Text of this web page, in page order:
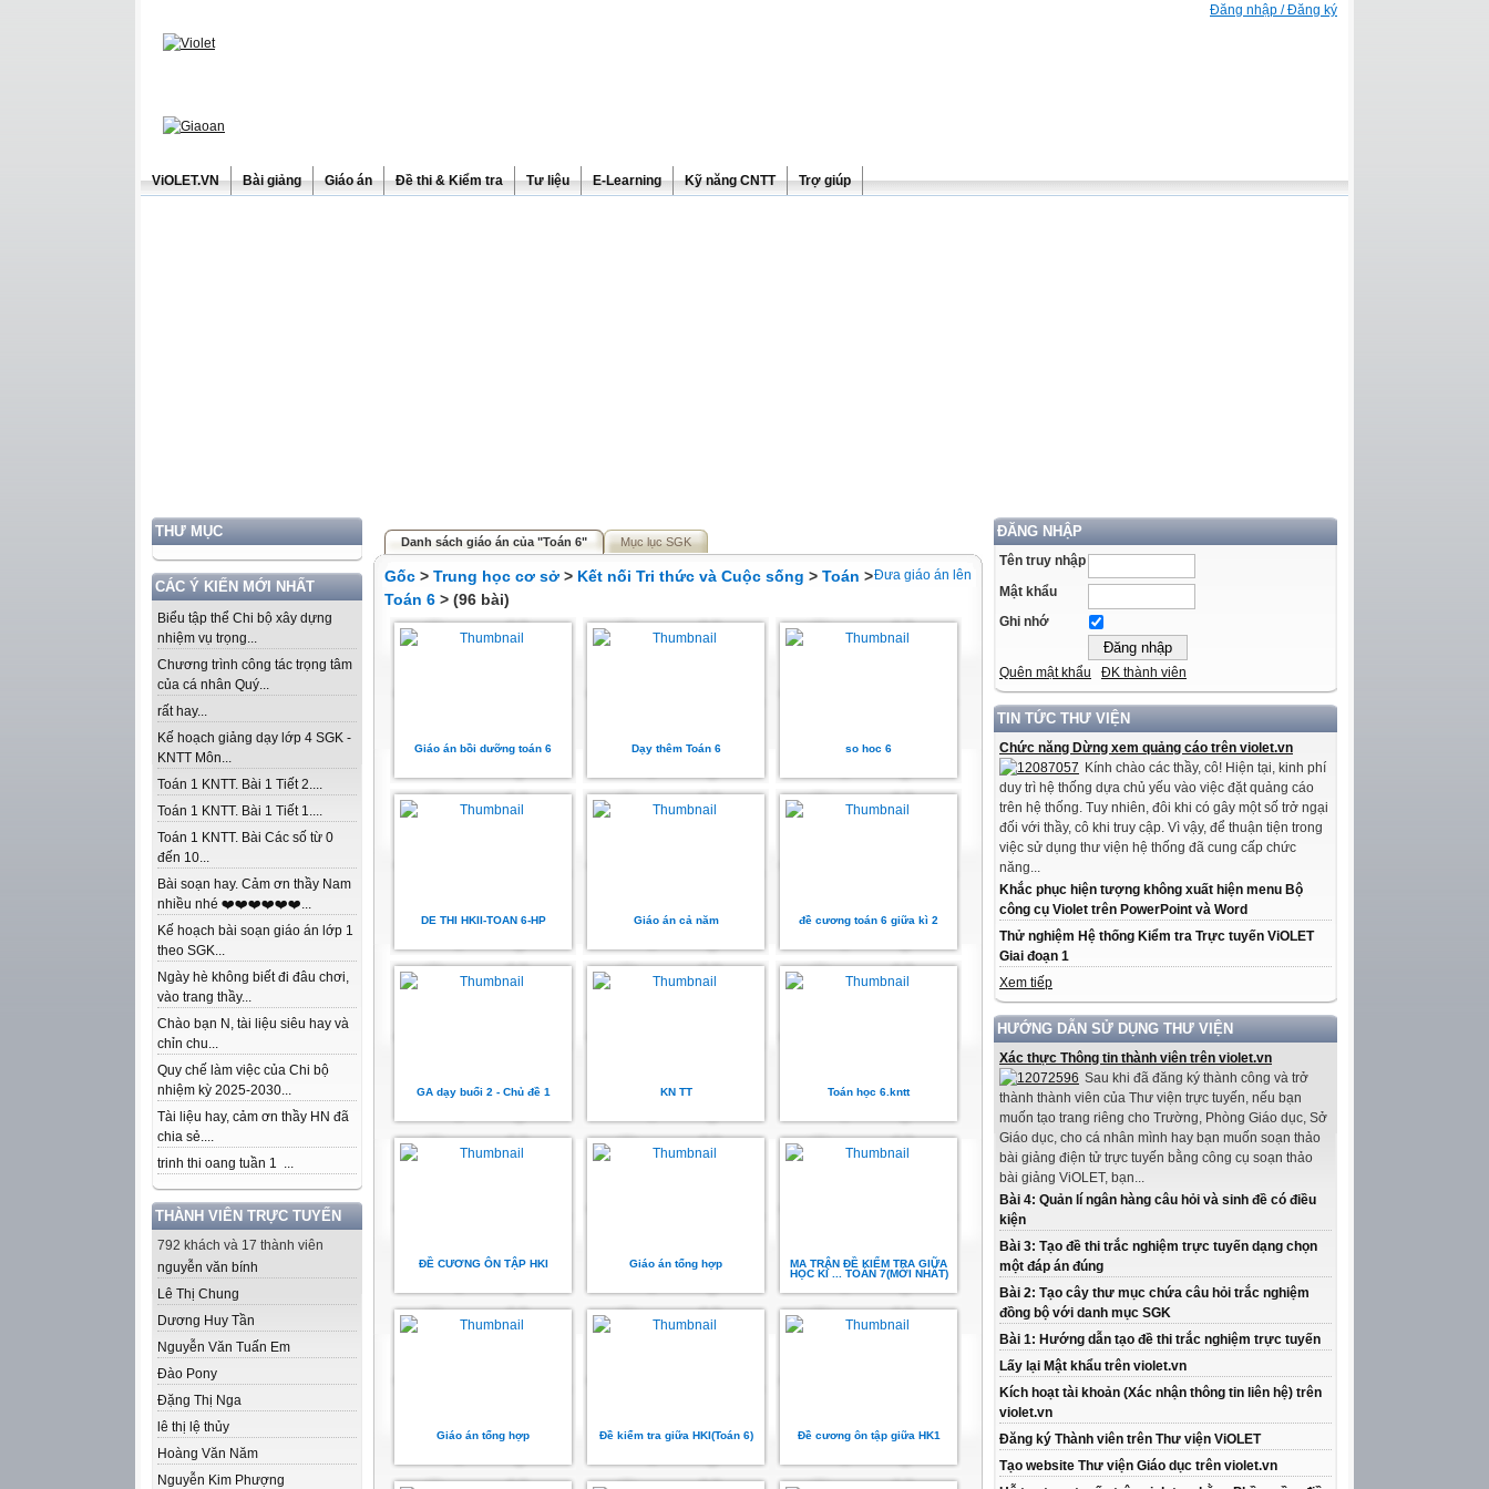
Đăng nhập / Đăng ký
ViOLET.VN Bài giảng Giáo án Đề thi & Kiểm tra Tư liệu E-Learning Kỹ năng CNTT Trợ giúp
THƯ MỤC
CÁC Ý KIẾN MỚI NHẤT
Biểu tập thể Chi bộ xây dựng
nhiệm vụ trọng...
Chương trình công tác trọng tâm
của cá nhân Quý...
rất hay...
Kế hoạch giảng dạy lớp 4 SGK -
KNTT Môn...
Toán 1 KNTT. Bài 1 Tiết 2....
Toán 1 KNTT. Bài 1 Tiết 1....
Toán 1 KNTT. Bài Các số từ 0
đến 10...
Bài soạn hay. Cảm ơn thầy Nam
nhiều nhé ❤️❤️❤️❤️❤️❤️...
Kế hoạch bài soạn giáo án lớp 1
theo SGK...
Ngày hè không biết đi đâu chơi,
vào trang thầy...
Chào bạn N, tài liệu siêu hay và
chỉn chu...
Quy chế làm việc của Chi bộ
nhiệm kỳ 2025-2030...
Tài liệu hay, cảm ơn thầy HN đã
chia sẻ....
trinh thi oang tuần 1 ...
THÀNH VIÊN TRỰC TUYẾN
792 khách và 17 thành viên
nguyễn văn bính
Lê Thị Chung
Dương Huy Tần
Nguyễn Văn Tuấn Em
Đào Pony
Đặng Thị Nga
lê thị lệ thủy
Hoàng Văn Năm
Nguyễn Kim Phượng
ĐĂNG NHẬP
Tên truy nhập
Mật khẩu
Ghi nhớ
Quên mật khẩu ĐK thành viên
TIN TỨC THƯ VIỆN
Chức năng Dừng xem quảng cáo trên violet.vn
Kính chào các thầy, cô! Hiện tại, kinh phí
duy trì hệ thống dựa chủ yếu vào việc đặt quảng cáo
trên hệ thống. Tuy nhiên, đôi khi có gây một số trở ngại
đối với thầy, cô khi truy cập. Vì vậy, để thuận tiện trong
việc sử dụng thư viện hệ thống đã cung cấp chức
năng...
Khắc phục hiện tượng không xuất hiện menu Bộ
công cụ Violet trên PowerPoint và Word
Thử nghiệm Hệ thống Kiểm tra Trực tuyến ViOLET
Giai đoạn 1
Xem tiếp
HƯỚNG DẪN SỬ DỤNG THƯ VIỆN
Xác thực Thông tin thành viên trên violet.vn
Sau khi đã đăng ký thành công và trở
thành thành viên của Thư viện trực tuyến, nếu bạn
muốn tạo trang riêng cho Trường, Phòng Giáo dục, Sở
Giáo dục, cho cá nhân mình hay bạn muốn soạn thảo
bài giảng điện tử trực tuyến bằng công cụ soạn thảo
bài giảng ViOLET, bạn...
Bài 4: Quản lí ngân hàng câu hỏi và sinh đề có điều
kiện
Bài 3: Tạo đề thi trắc nghiệm trực tuyến dạng chọn
một đáp án đúng
Bài 2: Tạo cây thư mục chứa câu hỏi trắc nghiệm
đồng bộ với danh mục SGK
Bài 1: Hướng dẫn tạo đề thi trắc nghiệm trực tuyến
Lấy lại Mật khẩu trên violet.vn
Kích hoạt tài khoản (Xác nhận thông tin liên hệ) trên
violet.vn
Đăng ký Thành viên trên Thư viện ViOLET
Tạo website Thư viện Giáo dục trên violet.vn
Danh sách giáo án của "Toán 6" Mục lục SGK
Đưa giáo án lên
Gốc > Trung học cơ sở > Kết nối Tri thức và Cuộc sống > Toán >
Toán 6 > (96 bài)
Giáo án bồi dưỡng toán 6 Dạy thêm Toán 6 so hoc 6
DE THI HKII-TOAN 6-HP Giáo án cả năm đề cương toán 6 giữa kì 2
GA dạy buổi 2 - Chủ đề 1 KN TT Toán học 6.kntt
ĐỀ CƯƠNG ÔN TẬP HKI Giáo án tổng hợp
MA TRẬN ĐỀ KIỂM TRA GIỮA
HỌC KÌ ... TOÁN 7(MỚI NHẤT)
Giáo án tổng hợp Đề kiểm tra giữa HKI(Toán 6) Đề cương ôn tập giữa HK1